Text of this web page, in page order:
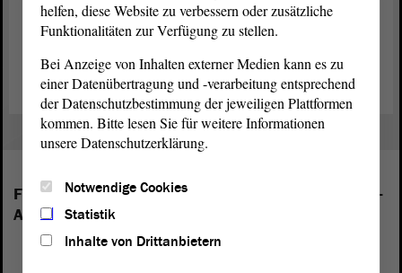
Zurück zur Landtagssitzung
Folgende Fraktionen sind im Landtag von Sachsen-
Anhalt vertreten:
helfen, diese Website zu verbessern oder zusätzliche
Funktionalitäten zur Verfügung zu stellen.
Bei Anzeige von Inhalten externer Medien kann es zu
einer Datenübertragung und -verarbeitung entsprechend
der Datenschutzbestimmung der jeweiligen Plattformen
kommen. Bitte lesen Sie für weitere Informationen
unsere Datenschutzerklärung.
Notwendige Cookies
Statistik
Inhalte von Drittanbietern